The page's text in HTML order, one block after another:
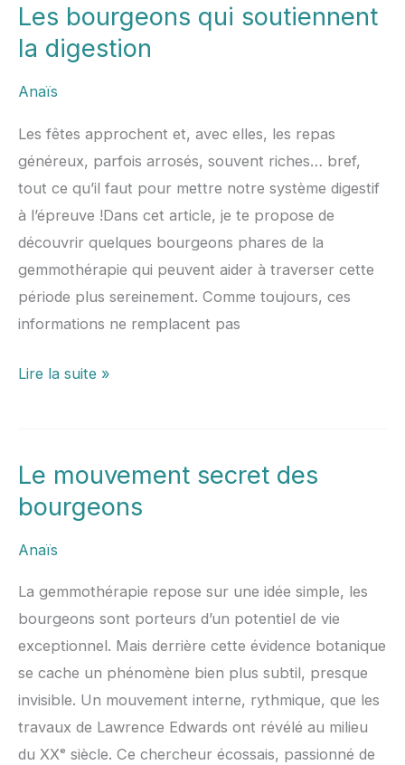
Les bourgeons qui soutiennent
la digestion
Anaïs
Les fêtes approchent et, avec elles, les repas
généreux, parfois arrosés, souvent riches… bref,
tout ce qu’il faut pour mettre notre système digestif
à l’épreuve !Dans cet article, je te propose de
découvrir quelques bourgeons phares de la
gemmothérapie qui peuvent aider à traverser cette
période plus sereinement. Comme toujours, ces
informations ne remplacent pas
Les
bourgeons
soutiennent
Lire la suite »
Le mouvement secret des
bourgeons
Anaïs
La gemmothérapie repose sur une idée simple, les
bourgeons sont porteurs d’un potentiel de vie
exceptionnel. Mais derrière cette évidence botanique
se cache un phénomène bien plus subtil, presque
invisible. Un mouvement interne, rythmique, que les
travaux de Lawrence Edwards ont révélé au milieu
du XXᵉ siècle. Ce chercheur écossais, passionné de
Le
mouvement
des